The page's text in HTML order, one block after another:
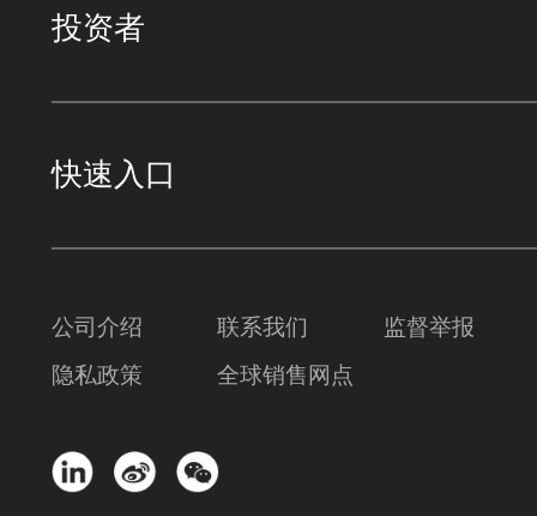
投资者
快速入口
公司介绍 联系我们
监督举报
隐私政策
全球销售网点